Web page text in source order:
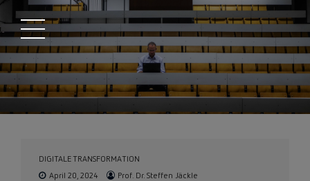
DIGITALE TRANSFORMATION
April 20, 2024
Prof. Dr. Steffen Jäckle